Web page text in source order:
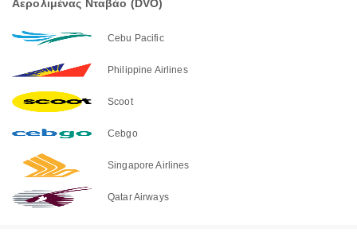
Αερολιμένας Νταβάο (DVO)
Cebu Pacific
Philippine Airlines
Scoot
Cebgo
Singapore Airlines
Qatar Airways